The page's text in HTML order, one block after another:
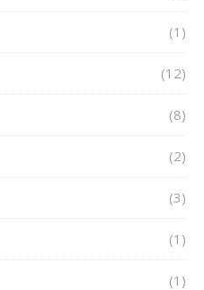
(1)
(12)
(8)
(2)
(3)
(1)
(1)